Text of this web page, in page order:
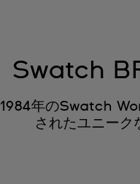
Swatch
1984年のSwatch
されたユニーク